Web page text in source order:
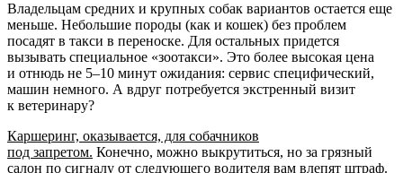
Владельцам средних и крупных собак вариантов остается еще
меньше. Небольшие породы (как и кошек) без проблем
посадят в такси в переноске. Для остальных придется
вызывать специальное «зоотакси». Это более высокая цена
и отнюдь не 5–10 минут ожидания: сервис специфический,
машин немного. А вдруг потребуется экстренный визит
к ветеринару?
Каршеринг, оказывается, для собачников
под запретом. Конечно, можно выкрутиться, но за грязный
салон по сигналу от следующего водителя вам влепят штраф.